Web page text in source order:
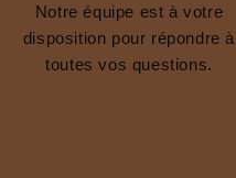
Notre équipe est à votre
disposition pour répondre à
toutes vos questions.